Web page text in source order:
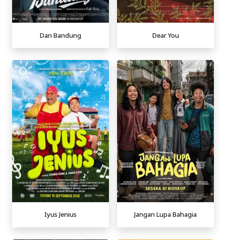
Dan Bandung Dear You
Iyus Jenius Jangan Lupa Bahagia